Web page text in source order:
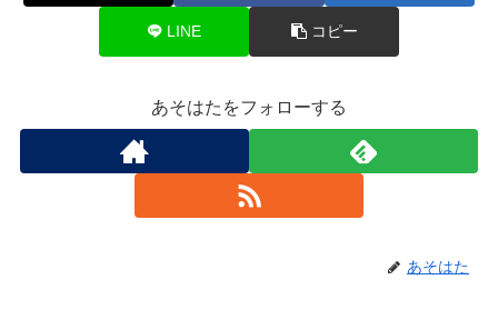
LINE コピー
あそはたをフォローする
あそはた